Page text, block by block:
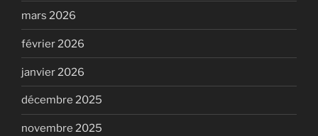
mars 2026
février 2026
janvier 2026
décembre 2025
novembre 2025